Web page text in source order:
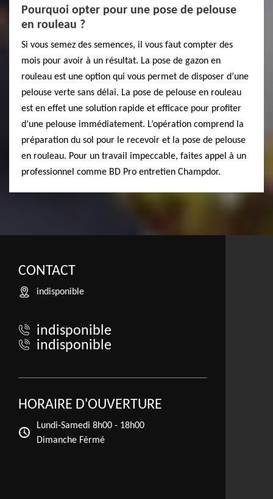
Pourquoi opter pour une pose de pelouse
en rouleau ?
Si vous semez des semences, il vous faut compter des
mois pour avoir à un résultat. La pose de gazon en
rouleau est une option qui vous permet de disposer d’une
pelouse verte sans délai. La pose de pelouse en rouleau
est en effet une solution rapide et efficace pour profiter
d’une pelouse immédiatement. L’opération comprend la
préparation du sol pour le recevoir et la pose de pelouse
en rouleau. Pour un travail impeccable, faites appel à un
professionnel comme BD Pro entretien Champdor.
CONTACT
indisponible
indisponible
indisponible
HORAIRE D'OUVERTURE
Lundi-Samedi 8h00 - 18h00
Dimanche Férmé